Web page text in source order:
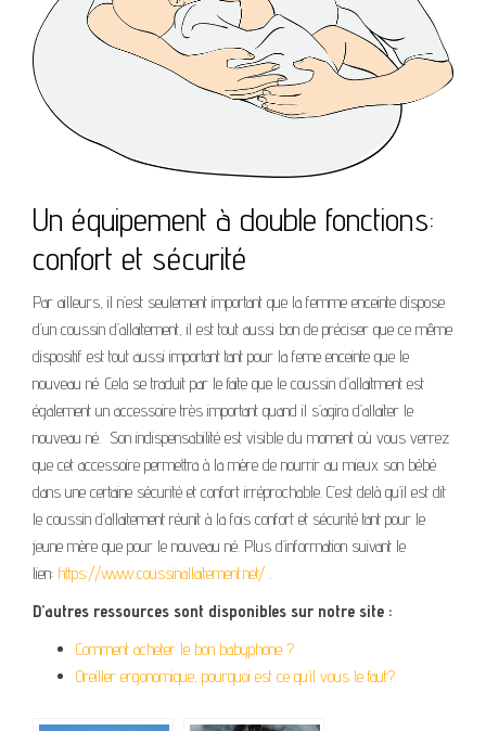
Un équipement à double fonctions:
confort et sécurité
Par ailleurs, il n’est seulement important que la femme enceinte dispose
d’un coussin d’allaitement, il est tout aussi bon de préciser que ce même
dispositif est tout aussi important tant pour la feme enceinte que le
nouveau né. Cela se traduit par le faite que le coussin d’allaitment est
également un accessoire très important quand il s’agira d’allaiter le
nouveau né. Son indispensabilité est visible du moment où vous verrez
que cet accessoire permettra à la mère de nourrir au mieux son bébé
dans une certaine sécurité et confort irréprochable. C’est delà qu’il est dit
le coussin d’allaitement réunit à la fois confort et sécurité tant pour le
jeune mère que pour le nouveau né. Plus d’information suivant le
lien: https://www.coussinallaitement.net/ .
D’autres ressources sont disponibles sur notre site :
Comment acheter le bon babyphone ?
Oreiller ergonomique, pourquoi est ce qu’il vous le faut?